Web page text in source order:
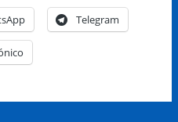
Telegram